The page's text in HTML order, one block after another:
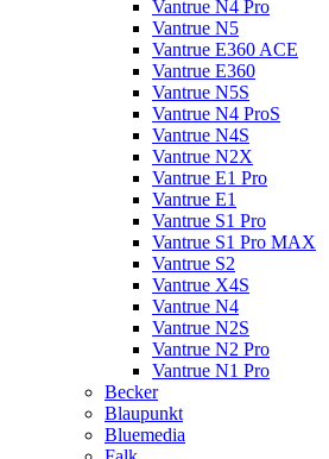
Vantrue N4 Pro
Vantrue N5
Vantrue E360 ACE
Vantrue E360
Vantrue N5S
Vantrue N4 ProS
Vantrue N4S
Vantrue N2X
Vantrue E1 Pro
Vantrue E1
Vantrue S1 Pro
Vantrue S1 Pro MAX
Vantrue S2
Vantrue X4S
Vantrue N4
Vantrue N2S
Vantrue N2 Pro
Vantrue N1 Pro
Becker
Blaupunkt
Bluemedia